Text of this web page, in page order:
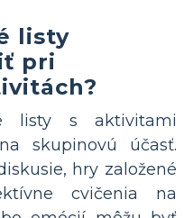
listy
pri
listy s aktivitami
skupinovú účasť.
hry založené
cvičenia na